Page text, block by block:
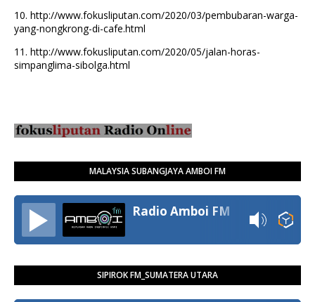
10. http://www.fokusliputan.com/2020/03/pembubaran-warga-
yang-nongkrong-di-cafe.html
11. http://www.fokusliputan.com/2020/05/jalan-horas-
simpanglima-sibolga.html
MALAYSIA SUBANGJAYA AMBOI FM
Radio Amboi FM
SIPIROK FM_SUMATERA UTARA